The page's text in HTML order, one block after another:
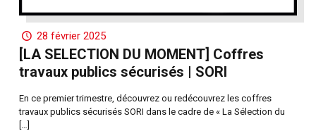
28 février 2025
[LA SELECTION DU MOMENT] Coffres
travaux publics sécurisés | SORI
En ce premier trimestre, découvrez ou redécouvrez les coffres
travaux publics sécurisés SORI dans le cadre de « La Sélection du
[…]